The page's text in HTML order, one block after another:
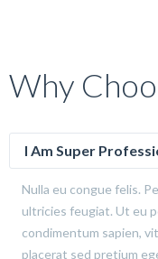
Why
I Am Super
Nulla eu congue felis.
ultricies feugiat. Ut eu
condimentum sapien,
placerat sed pretium